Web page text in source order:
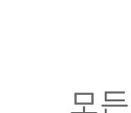
모